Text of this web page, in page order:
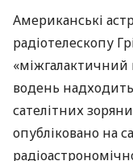
Американські
радіотелескопу
«міжгалактичний
водень
сателітних
опубліковано на